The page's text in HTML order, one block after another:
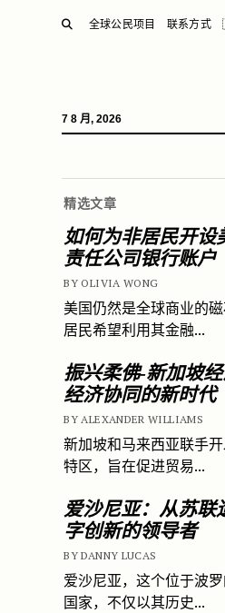
SEARCH
全球公民项目 联系方式
7 8 月, 2026
精选文章
如何为非居民开设
责任公司银行账户
BY OLIVIA WONG
美国仍然是全球商业的
居民希望利用其金融...
振兴柔佛-新加坡经
经济协同的新时代
BY ALEXANDER WILLIAMS
新加坡和马来西亚联手
特区，旨在促进贸易...
爱沙尼亚：从苏联
字创新的领导者
BY DANNY LUCAS
爱沙尼亚，这个位于波
国家，不仅以其历史...